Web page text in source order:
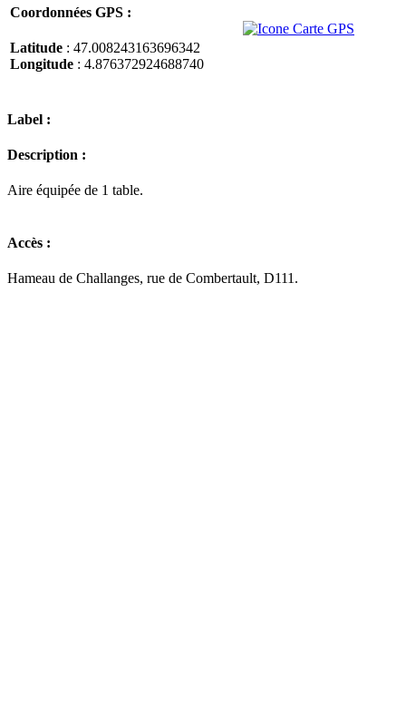
Coordonnées GPS :
Latitude : 47.008243163696342
Longitude : 4.876372924688740
Label :
Description :
Aire équipée de 1 table.
Accès :
Hameau de Challanges, rue de Combertault, D111.